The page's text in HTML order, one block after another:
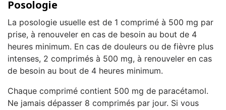
Posologie
La posologie usuelle est de 1 comprimé à 500 mg par
prise, à renouveler en cas de besoin au bout de 4
heures minimum. En cas de douleurs ou de fièvre plus
intenses, 2 comprimés à 500 mg, à renouveler en cas
de besoin au bout de 4 heures minimum.
Chaque comprimé contient 500 mg de paracétamol.
Ne jamais dépasser 8 comprimés par jour. Si vous